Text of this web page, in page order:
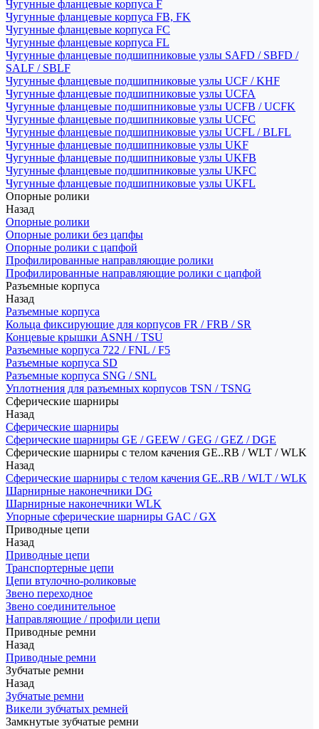
Чугунные фланцевые корпуса F
Чугунные фланцевые корпуса FB, FK
Чугунные фланцевые корпуса FC
Чугунные фланцевые корпуса FL
Чугунные фланцевые подшипниковые узлы SAFD / SBFD /
SALF / SBLF
Чугунные фланцевые подшипниковые узлы UCF / KHF
Чугунные фланцевые подшипниковые узлы UCFA
Чугунные фланцевые подшипниковые узлы UCFB / UCFK
Чугунные фланцевые подшипниковые узлы UCFC
Чугунные фланцевые подшипниковые узлы UCFL / BLFL
Чугунные фланцевые подшипниковые узлы UKF
Чугунные фланцевые подшипниковые узлы UKFB
Чугунные фланцевые подшипниковые узлы UKFC
Чугунные фланцевые подшипниковые узлы UKFL
Опорные ролики
Назад
Опорные ролики
Опорные ролики без цапфы
Опорные ролики с цапфой
Профилированные направляющие ролики
Профилированные направляющие ролики с цапфой
Разъемные корпуса
Назад
Разъемные корпуса
Кольца фиксирующие для корпусов FR / FRB / SR
Концевые крышки ASNH / TSU
Разъемные корпуса 722 / FNL / F5
Разъемные корпуса SD
Разъемные корпуса SNG / SNL
Уплотнения для разъемных корпусов TSN / TSNG
Сферические шарниры
Назад
Сферические шарниры
Сферические шарниры GE / GEEW / GEG / GEZ / DGE
Сферические шарниры с телом качения GE..RB / WLT / WLK
Назад
Сферические шарниры с телом качения GE..RB / WLT / WLK
Шарнирные наконечники DG
Шарнирные наконечники WLK
Упорные сферические шарниры GAC / GX
Приводные цепи
Назад
Приводные цепи
Транспортерные цепи
Цепи втулочно-роликовые
Звено переходное
Звено соединительное
Направляющие / профили цепи
Приводные ремни
Назад
Приводные ремни
Зубчатые ремни
Назад
Зубчатые ремни
Викели зубчатых ремней
Замкнутые зубчатые ремни